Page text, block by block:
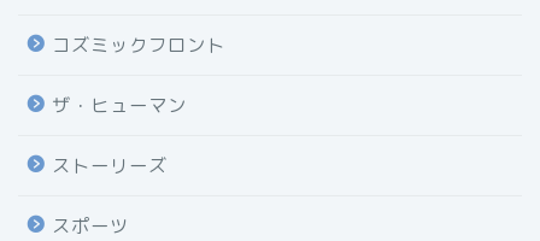
コズミックフロント
ザ・ヒューマン
ストーリーズ
スポーツ